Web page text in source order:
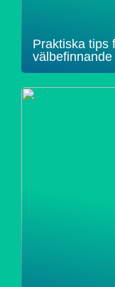
Praktiska tips